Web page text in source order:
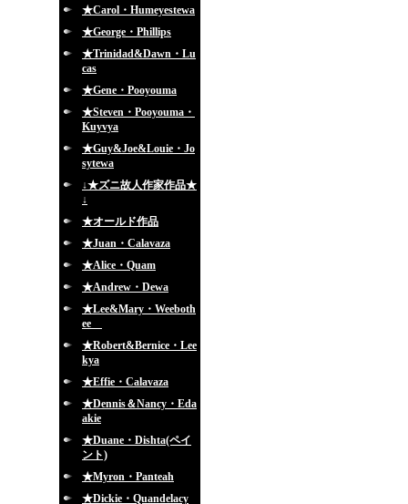
★Carol・Humeyestewa
★George・Phillips
★Trinidad&Dawn・Lu
cas
★Gene・Pooyouma
★Steven・Pooyouma・
Kuyvya
★Guy&Joe&Louie・Jo
sytewa
↓★ズニ故人作家作品★
↓
★オールド作品
★Juan・Calavaza
★Alice・Quam
★Andrew・Dewa
★Lee&Mary・Weeboth
ee
★Robert&Bernice・Lee
kya
★Effie・Calavaza
★Dennis＆Nancy・Eda
akie
★Duane・Dishta(ペイ
ント)
★Myron・Panteah
★Dickie・Quandelacy